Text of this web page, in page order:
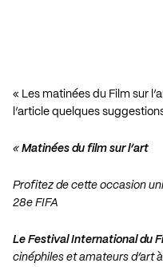
« Les matinées du Film sur
l’article quelques
« Matinées du film sur l’art
Profitez de cette occasion
28e FIFA
Le Festival International du
cinéphiles et amateurs d’art